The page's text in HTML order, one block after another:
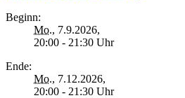
Beginn:
Mo., 7.9.2026,
20:00 - 21:30 Uhr
Ende:
Mo., 7.12.2026,
20:00 - 21:30 Uhr